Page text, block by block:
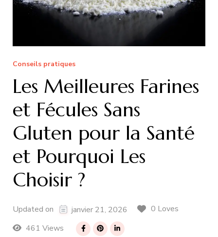
Conseils pratiques
Les Meilleures Farines
et Fécules Sans
Gluten pour la Santé
et Pourquoi Les
Choisir ?
Updated on janvier 21, 2026
0 Loves
461 Views